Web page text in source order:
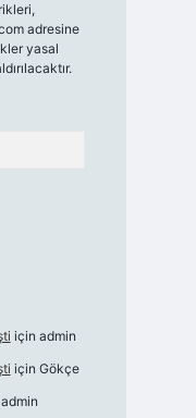
adresine
yasal
için admin
için Gökçe
admin